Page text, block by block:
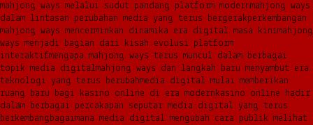
mahjong ways melalui sudut pandang platform modernmahjong ways
dalam lintasan perubahan media yang terus bergerakperkembangan
mahjong ways mencerminkan dinamika era digital masa kinimahjong
ways menjadi bagian dari kisah evolusi platform
interaktifmengapa mahjong ways terus muncul dalam berbagai
topik media digitalmahjong ways dan langkah baru menyambut era
teknologi yang terus berubahmedia digital mulai memberikan
ruang baru bagi kasino online di era modernkasino online hadir
dalam berbagai percakapan seputar media digital yang terus
berkembangbagaimana media digital mengubah cara publik melihat